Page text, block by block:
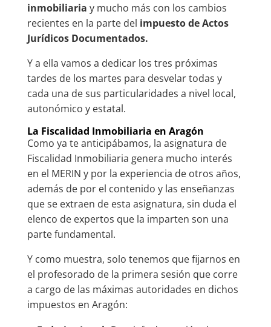
inmobiliaria y mucho más con los cambios
recientes en la parte del impuesto de Actos
Jurídicos Documentados.
Y a ella vamos a dedicar los tres próximas
tardes de los martes para desvelar todas y
cada una de sus particularidades a nivel local,
autonómico y estatal.
La Fiscalidad Inmobiliaria en Aragón
Como ya te anticipábamos, la asignatura de
Fiscalidad Inmobiliaria genera mucho interés
en el MERIN y por la experiencia de otros años,
además de por el contenido y las enseñanzas
que se extraen de esta asignatura, sin duda el
elenco de expertos que la imparten son una
parte fundamental.
Y como muestra, solo tenemos que fijarnos en
el profesorado de la primera sesión que corre
a cargo de las máximas autoridades en dichos
impuestos en Aragón: